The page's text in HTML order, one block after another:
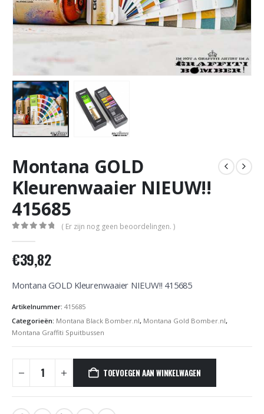
Montana GOLD
Kleurenwaaier NIEUW!!
415685
( Er zijn nog geen beoordelingen. )
€39,82
Montana GOLD Kleurenwaaier NIEUW!! 415685
Artikelnummer: 415685
Categorieën: Montana Black Bomber.nl, Montana Gold Bomber.nl,
Montana Graffiti Spuitbussen
TOEVOEGEN AAN WINKELWAGEN